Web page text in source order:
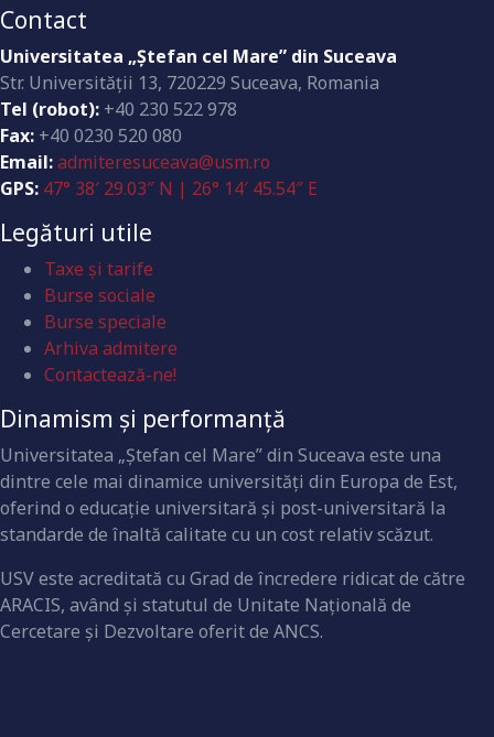
Contact
Universitatea „Ştefan cel Mare” din Suceava
Str. Universităţii 13, 720229 Suceava, Romania
Tel (robot): +40 230 522 978
Fax: +40 0230 520 080
Email:admiteresuceava@usm.ro
GPS: 47° 38′ 29.03″ N | 26° 14′ 45.54″ E
Legături utile
Taxe și tarife
Burse sociale
Burse speciale
Arhiva admitere
Contactează-ne!
Dinamism și performanță
Universitatea „Ştefan cel Mare” din Suceava este una
dintre cele mai dinamice universităţi din Europa de Est,
oferind o educaţie universitară şi post-universitară la
standarde de înaltă calitate cu un cost relativ scăzut.
USV este acreditată cu Grad de încredere ridicat de către
ARACIS, având şi statutul de Unitate Naţională de
Cercetare şi Dezvoltare oferit de ANCS.